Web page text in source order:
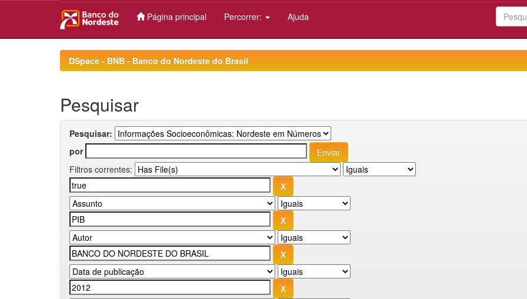
Página principal Percorrer: Ajuda
DSpace - BNB - Banco do Nordeste do Brasil
Pesquisar
Pesquisar:
por
Filtros correntes: